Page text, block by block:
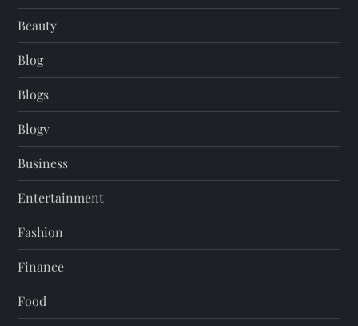
Beauty
Blog
Blogs
Blogv
Business
Entertainment
Fashion
Finance
Food